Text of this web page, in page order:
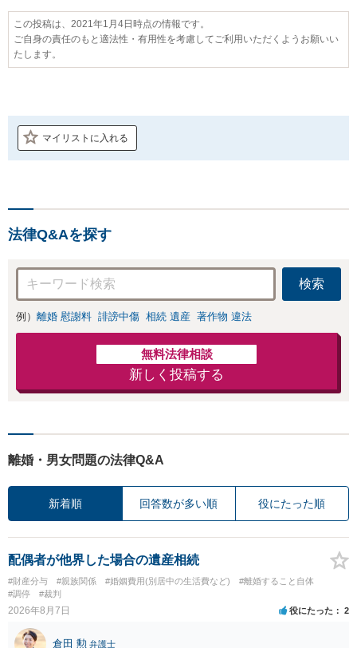
この投稿は、2021年1月4日時点の情報です。
ご自身の責任のもと適法性・有用性を考慮してご利用いただくようお願いい
たします。
マイリストに入れる
法律Q&Aを探す
検索
例） 離婚 慰謝料 誹謗中傷 相続 遺産 著作物 違法
無料法律相談
新しく投稿する
離婚・男女問題の法律Q&A
新着順 回答数が多い順 役にたった順
配偶者が他界した場合の遺産相続
#財産分与 #親族関係 #婚姻費用(別居中の生活費など)
#離婚すること自体
#調停
#裁判
2026年8月7日 役にたった 2
倉田 勲 弁護士